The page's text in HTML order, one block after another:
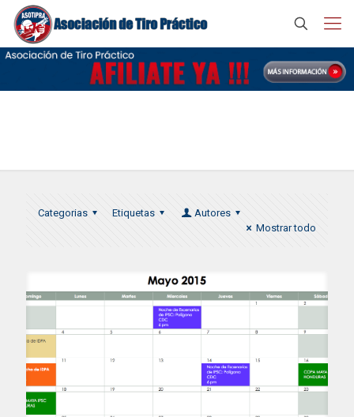
Categorias Etiquetas
Autores
Mostrar todo